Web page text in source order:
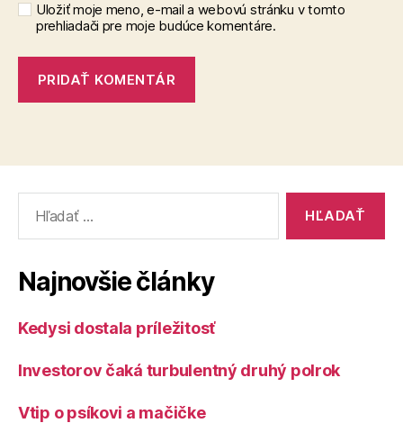
Uložiť moje meno, e-mail a webovú stránku v tomto
prehliadači pre moje budúce komentáre.
Najnovšie články
Kedysi dostala príležitosť
Investorov čaká turbulentný druhý polrok
Vtip o psíkovi a mačičke